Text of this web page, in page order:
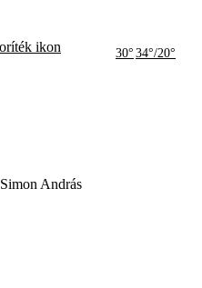
30° 34°/20°
Simon András